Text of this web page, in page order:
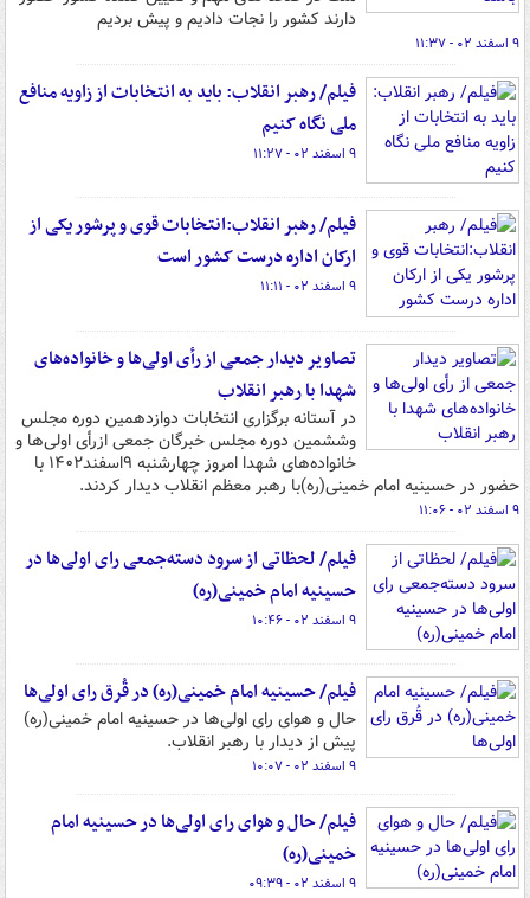
دارند کشور را نجات دادیم و پیش بردیم
۹ اسفند ۰۲ - ۱۱:۳۷
فیلم/ رهبر انقلاب: باید به انتخابات از زاویه منافع
ملی نگاه کنیم
۹ اسفند ۰۲ - ۱۱:۲۷
فیلم/ رهبر انقلاب:انتخابات قوی و پرشور یکی از
ارکان اداره درست کشور است
۹ اسفند ۰۲ - ۱۱:۱۱
تصاویر دیدار جمعی از رأی اولی‌ها و خانواده‌های
شهدا با رهبر انقلاب
در آستانه برگزاری انتخابات دوازدهمین دوره مجلس
وششمین دوره مجلس خبرگان جمعی ازرأی اولی‌ها و
خانواده‌های شهدا امروز چهارشنبه ۹اسفند۱۴۰۲ با
حضور در حسینیه امام خمینی(ره‌)با رهبر معظم انقلاب دیدار کردند.
۹ اسفند ۰۲ - ۱۱:۰۶
فیلم/ لحظاتی از سرود دسته‌جمعی رای‌ اولی‌ها در
حسینیه امام خمینی(ره)
۹ اسفند ۰۲ - ۱۰:۴۶
فیلم/ حسینیه امام خمینی(ره) در قُرق رای اولی‌ها
حال و هوای رای اولی‌ها در حسینیه امام خمینی(ره)
پیش از دیدار با رهبر انقلاب.
۹ اسفند ۰۲ - ۱۰:۰۷
فیلم/ حال و هوای رای اولی‌ها در حسینیه امام
خمینی(ره)
۹ اسفند ۰۲ - ۰۹:۳۹